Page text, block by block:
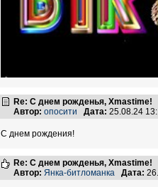
Re: С днем рожденья, Xmastime!
Автор: опосити Дата: 25.08.24
С днем рождения!
Re: С днем рожденья, Xmastime!
Автор: Янка-битломанка Дата: